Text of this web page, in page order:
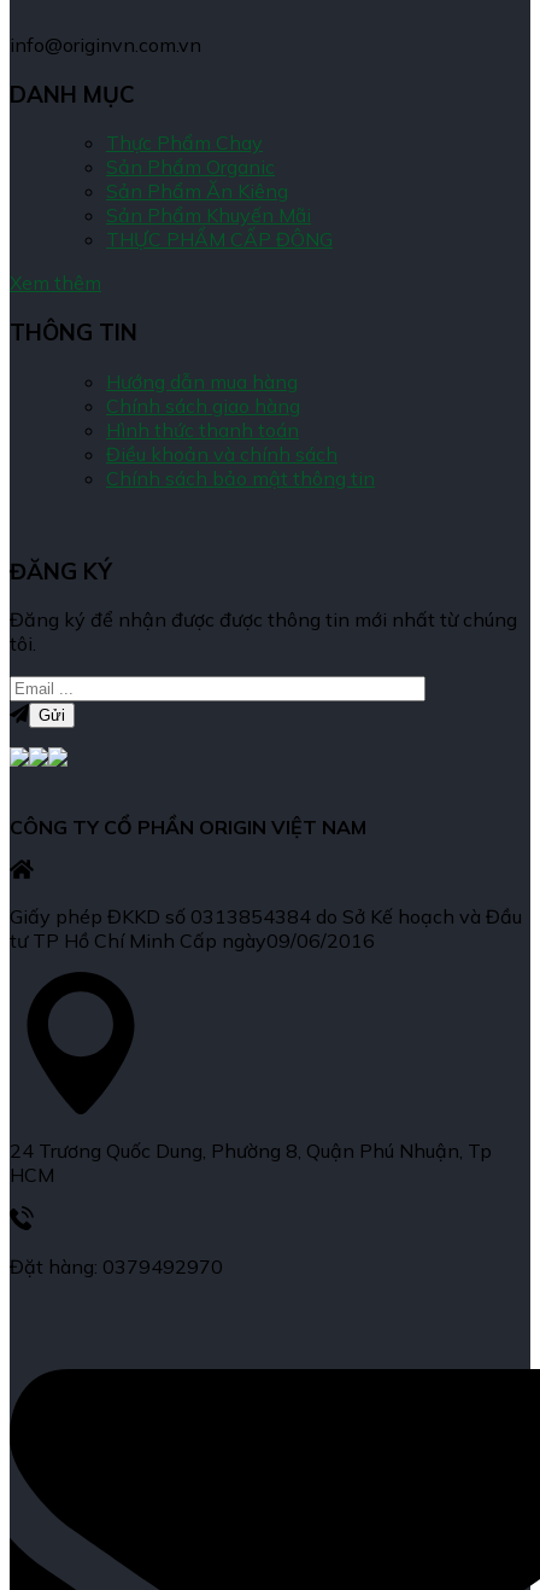
info@originvn.com.vn
DANH MỤC
Thực Phẩm Chay
Sản Phẩm Organic
Sản Phẩm Ăn Kiêng
Sản Phẩm Khuyến Mãi
THỰC PHẨM CẤP ĐÔNG
Xem thêm
THÔNG TIN
Hướng dẫn mua hàng
Chính sách giao hàng
Hình thức thanh toán
Điều khoản và chính sách
Chính sách bảo mật thông tin
ĐĂNG KÝ
Đăng ký để nhận được được thông tin mới nhất từ chúng
tôi.
CÔNG TY CỔ PHẦN ORIGIN VIỆT NAM
Giấy phép ĐKKD số 0313854384 do Sở Kế hoạch và Đầu
tư TP Hồ Chí Minh Cấp ngày09/06/2016
24 Trương Quốc Dung, Phường 8, Quận Phú Nhuận, Tp
HCM
Đặt hàng: 0379492970